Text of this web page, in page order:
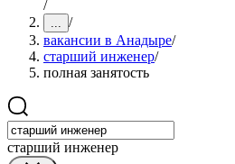
/
... /
вакансии в Анадыре/
старший инженер/
полная занятость
старший инженер